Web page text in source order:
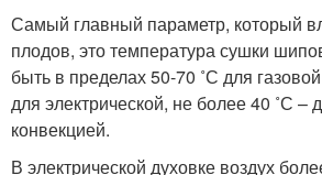
Самый главный параметр, который
плодов, это температура сушки
быть в пределах 50-70 ˚С для
для электрической, не более 40 ˚С –
конвекцией.
В электрической духовке воздух